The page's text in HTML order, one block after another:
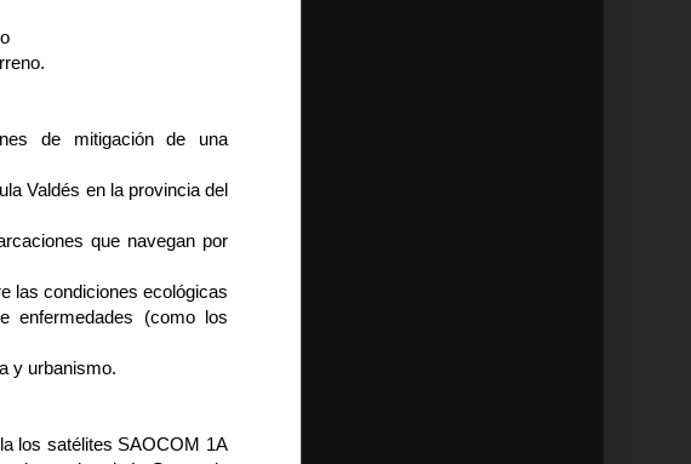
de mitigación de una
Valdés en la provincia del
que navegan por
las condiciones ecológicas
enfermedades (como los
y urbanismo.
los satélites SAOCOM 1A